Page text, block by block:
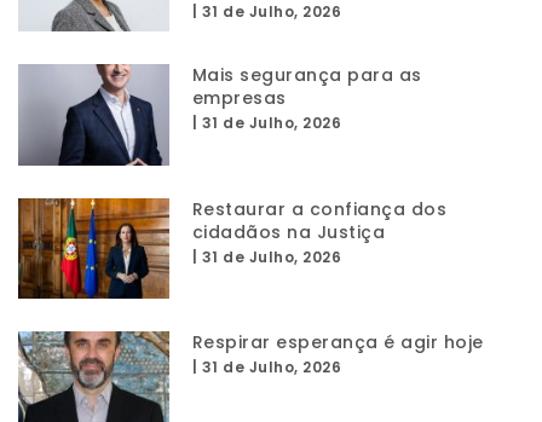
31 de Julho, 2026
Mais segurança para as
empresas
31 de Julho, 2026
Restaurar a confiança dos
cidadãos na Justiça
31 de Julho, 2026
Respirar esperança é agir hoje
31 de Julho, 2026